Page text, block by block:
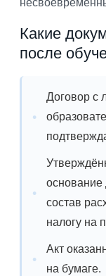
Какие
после
Договор с
основание
состав
налогу на
Акт
на бумаге.